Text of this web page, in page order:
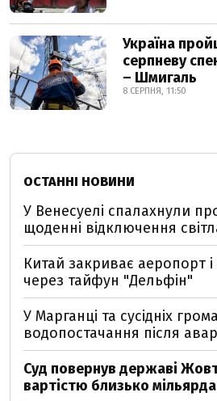
Україна
серпневу
– Шмигаль
8 СЕРПНЯ, 11:50
ОСТАННІ НОВИНИ
У Венесуелі спалахнули
щоденні відключення
Китай закриває аеропорт
через тайфун "Дельфін"
У Марганці та сусідніх
водопостачання після
Суд повернув державі
вартістю близько мільярда